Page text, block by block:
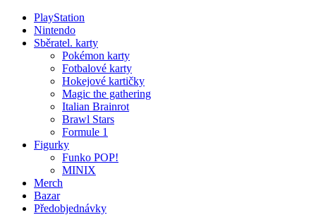
PlayStation
Nintendo
Sběratel. karty
Pokémon karty
Fotbalové karty
Hokejové kartičky
Magic the gathering
Italian Brainrot
Brawl Stars
Formule 1
Figurky
Funko POP!
MINIX
Merch
Bazar
Předobjednávky